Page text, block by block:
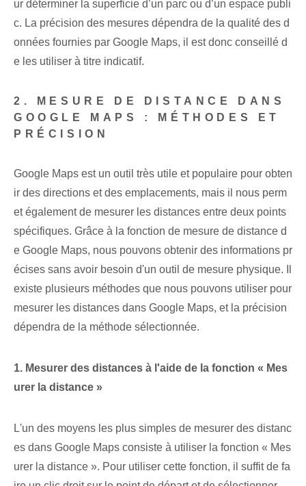
ur déterminer la superficie d’un parc ou d’un espace publi
c. La précision des mesures dépendra de la qualité des d
onnées fournies par Google Maps, il est donc conseillé d
e les utiliser à titre indicatif.
2. MESURE DE DISTANCE DANS
GOOGLE MAPS : MÉTHODES ET
PRÉCISION
Google Maps est un outil très utile et populaire pour obten
ir des directions et des emplacements, mais il nous perm
et également de mesurer les distances entre deux points
spécifiques. Grâce à la fonction de mesure de distance d
e Google Maps, nous pouvons obtenir des informations pr
écises sans avoir besoin d'un outil de mesure physique. Il
existe plusieurs méthodes que nous pouvons utiliser pour
mesurer les distances dans Google Maps, et la précision
dépendra de la méthode sélectionnée.
1. Mesurer des distances à l'aide de la fonction « Mes
urer la distance »
L'un des moyens les plus simples de mesurer des distanc
es dans Google Maps consiste à utiliser la fonction « Mes
urer la distance ». Pour utiliser cette fonction, il suffit de fa